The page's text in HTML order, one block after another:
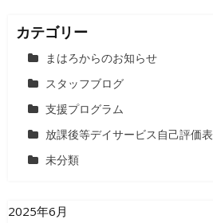
カテゴリー
まはろからのお知らせ
スタッフブログ
支援プログラム
放課後等デイサービス自己評価表
未分類
2025年6月